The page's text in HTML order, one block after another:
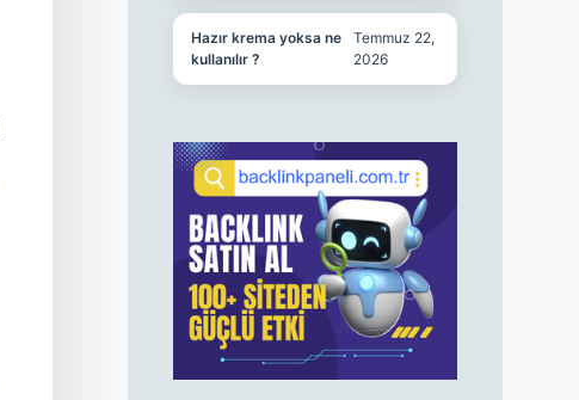
Hazır krema yoksa ne
kullanılır ?
Temmuz 22,
2026